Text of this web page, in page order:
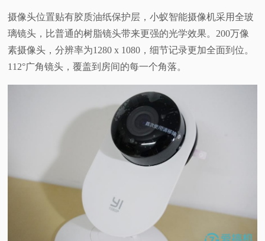
摄像头位置贴有胶质油纸保护层，小蚁智能摄像机采用全玻
璃镜头，比普通的树脂镜头带来更强的光学效果。200万像
素摄像头，分辨率为1280 x 1080，细节记录更加全面到位。
112°广角镜头，覆盖到房间的每一个角落。